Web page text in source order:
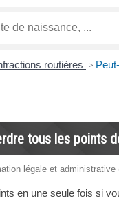
routières >
tous les points
légale et administrative
en une seule fois si